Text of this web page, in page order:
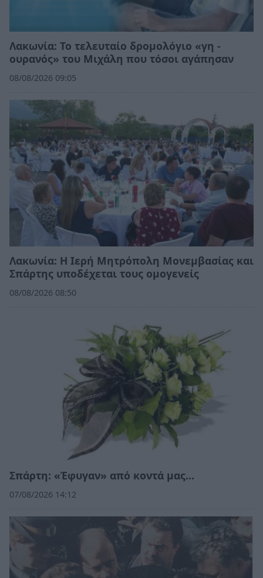
Λακωνία: Το τελευταίο δρομολόγιο «γη -
ουρανός» του Μιχάλη που τόσοι αγάπησαν
08/08/2026 09:05
Λακωνία: Η Ιερή Μητρόπολη Μονεμβασίας και
Σπάρτης υποδέχεται τους ομογενείς
08/08/2026 08:50
Σπάρτη: «Έφυγαν» από κοντά μας…
07/08/2026 14:12